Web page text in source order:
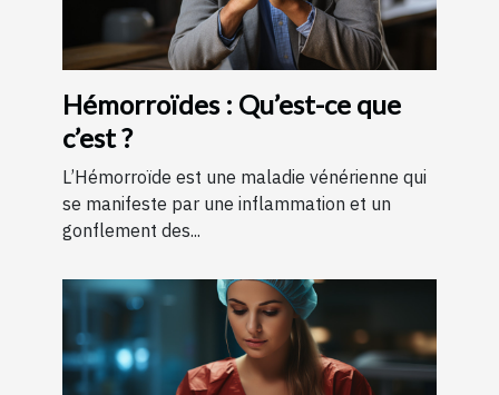
Hémorroïdes : Qu’est-ce que
c’est ?
L’Hémorroïde est une maladie vénérienne qui
se manifeste par une inflammation et un
gonflement des...